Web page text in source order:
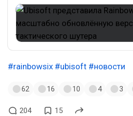
#rainbowsix #ubisoft #новости
62 16 10 4 3
204 15